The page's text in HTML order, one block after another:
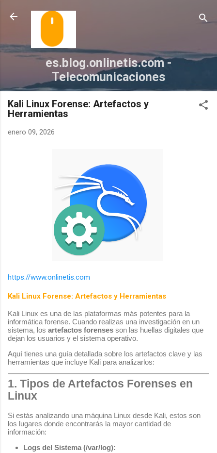
Ir al contenido principal
es.blog.onlinetis.com -
Telecomunicaciones
Kali Linux Forense: Artefactos y
Herramientas
enero 09, 2026
https://www.onlinetis.com
Kali Linux Forense: Artefactos y Herramientas
Kali Linux es una de las plataformas más potentes para la
informática forense. Cuando realizas una investigación en un
sistema, los artefactos forenses son las huellas digitales que
dejan los usuarios y el sistema operativo.
Aquí tienes una guía detallada sobre los artefactos clave y las
herramientas que incluye Kali para analizarlos:
1. Tipos de Artefactos Forenses en
Linux
Si estás analizando una máquina Linux desde Kali, estos son
los lugares donde encontrarás la mayor cantidad de
información:
Logs del Sistema (/var/log):